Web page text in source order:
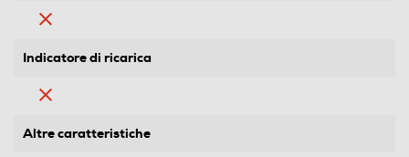
Indicatore di ricarica
Altre caratteristiche